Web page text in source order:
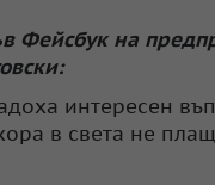
Фейсбук на
интересен
в света не